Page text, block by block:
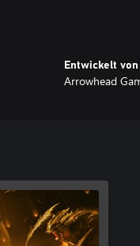
ERDE
ist alles in Gefahr, was
zugewiesen und
ist Eigenbeschuss eine
Entwickelt von
Arrowhead